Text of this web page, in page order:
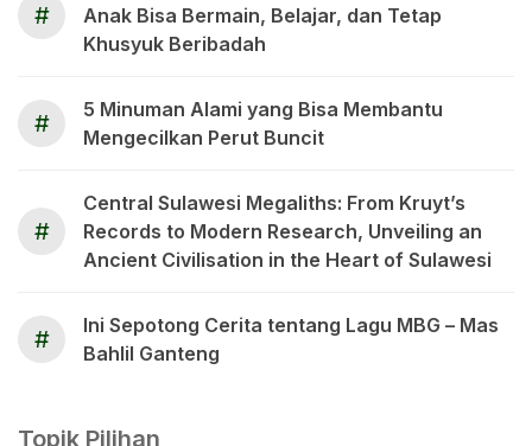
#
Anak Bisa Bermain, Belajar, dan Tetap
Khusyuk Beribadah
#
5 Minuman Alami yang Bisa Membantu
Mengecilkan Perut Buncit
#
Central Sulawesi Megaliths: From Kruyt’s
Records to Modern Research, Unveiling an
Ancient Civilisation in the Heart of Sulawesi
#
Ini Sepotong Cerita tentang Lagu MBG – Mas
Bahlil Ganteng
Topik Pilihan